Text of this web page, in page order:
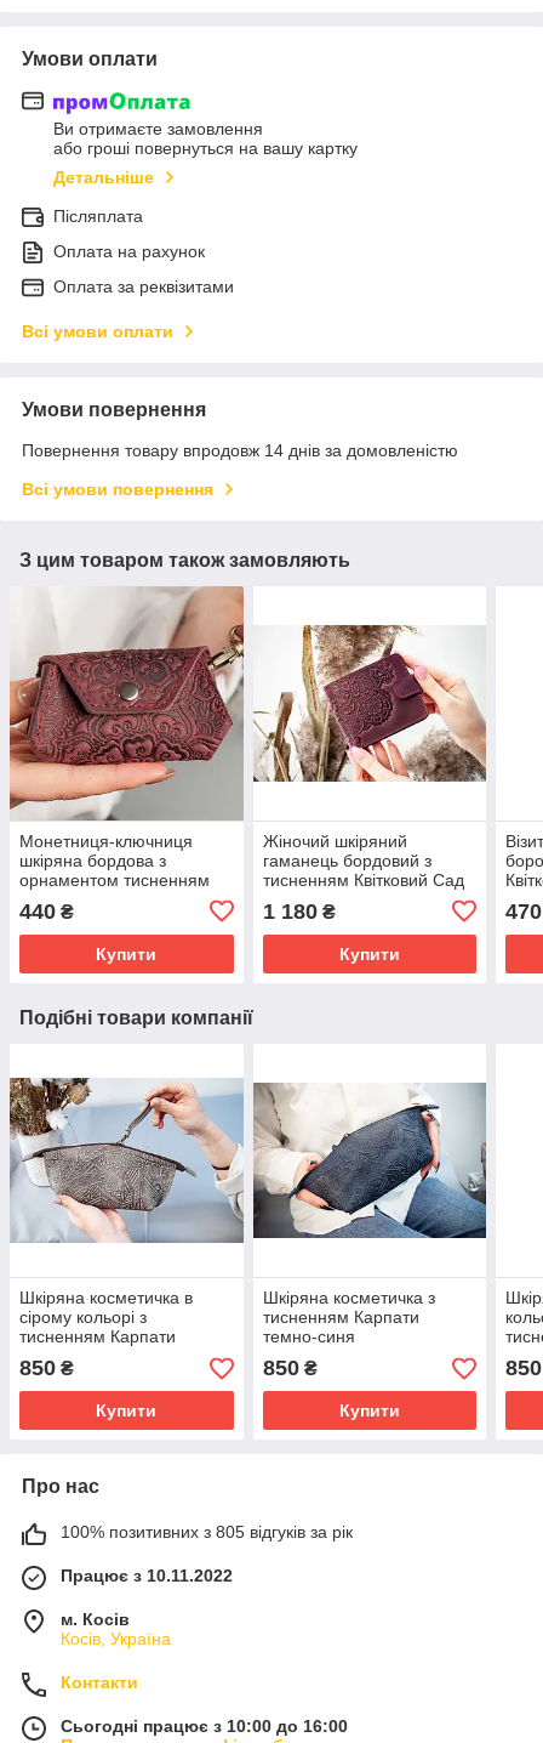
Умови оплати
Ви отримаєте замовлення
або гроші повернуться на вашу картку
Детальніше
Післяплата
Оплата на рахунок
Оплата за реквізитами
Всі умови оплати
Умови повернення
Повернення товару впродовж 14 днів за домовленістю
Всі умови повернення
З цим товаром також замовляють
Монетниця-ключниця
шкіряна бордова з
орнаментом тисненням
440 ₴
Купити
Жіночий шкіряний
гаманець бордовий з
тисненням Квітковий Сад
1 180₴
Купити
470
Подібні товари компанії
Шкіряна косметичка в
сірому кольорі з
тисненням Карпати
850 ₴
Купити
Шкіряна косметичка з
тисненням Карпати
темно-синя
850₴
Купити
850
Про нас
100% позитивних з 805 відгуків за рік
Працює з 10.11.2022
м. Косів
Косів, Україна
Контакти
Сьогодні працює з 10:00 до 16:00